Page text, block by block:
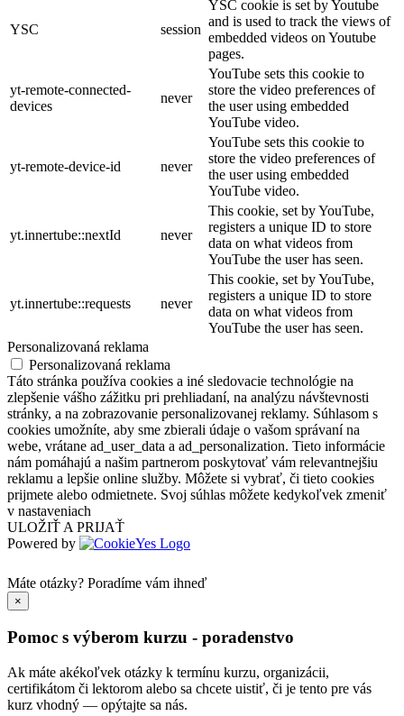
YSC session
YSC cookie is set by Youtube
and is used to track the views of
embedded videos on Youtube
pages.
yt-remote-connected-
devices
never
YouTube sets this cookie to
store the video preferences of
the user using embedded
YouTube video.
yt-remote-device-id never
YouTube sets this cookie to
store the video preferences of
the user using embedded
YouTube video.
yt.innertube::nextId never
This cookie, set by YouTube,
registers a unique ID to store
data on what videos from
YouTube the user has seen.
yt.innertube::requests never
This cookie, set by YouTube,
registers a unique ID to store
data on what videos from
YouTube the user has seen.
Personalizovaná reklama
Personalizovaná reklama
Táto stránka používa cookies a iné sledovacie technológie na
zlepšenie vášho zážitku pri prehliadaní, na analýzu návštevnosti
stránky, a na zobrazovanie personalizovanej reklamy. Súhlasom s
cookies umožníte, aby sme zbierali údaje o vašom správaní na
webe, vrátane ad_user_data a ad_personalization. Tieto informácie
nám pomáhajú a našim partnerom poskytovať vám relevantnejšiu
reklamu a lepšie online služby. Môžete si vybrať, či tieto cookies
prijmete alebo odmietnete. Svoj súhlas môžete kedykoľvek zmeniť
v nastaveniach
ULOŽIŤ A PRIJAŤ
Powered by
Máte otázky? Poradíme vám ihneď
×
Pomoc s výberom kurzu - poradenstvo
Ak máte akékoľvek otázky k termínu kurzu, organizácii,
certifikátom či lektorom alebo sa chcete uistiť, či je tento pre vás
kurz vhodný — opýtajte sa nás.